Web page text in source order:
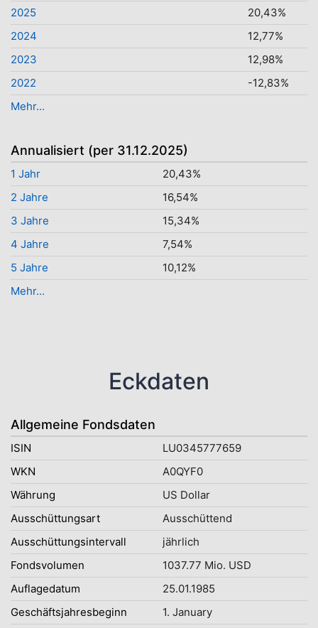
2025
20,43%
2024
12,77%
2023
12,98%
2022
-12,83%
Mehr...
Annualisiert (per 31.12.2025)
1 Jahr
20,43%
2 Jahre
16,54%
3 Jahre
15,34%
4 Jahre
7,54%
5 Jahre
10,12%
Mehr...
Eckdaten
Allgemeine Fondsdaten
ISIN
LU0345777659
WKN
A0QYF0
Währung
US Dollar
Ausschüttungsart
Ausschüttend
Ausschüttungsintervall
jährlich
Fondsvolumen
1037.77 Mio. USD
Auflagedatum
25.01.1985
Geschäftsjahresbeginn
1. January